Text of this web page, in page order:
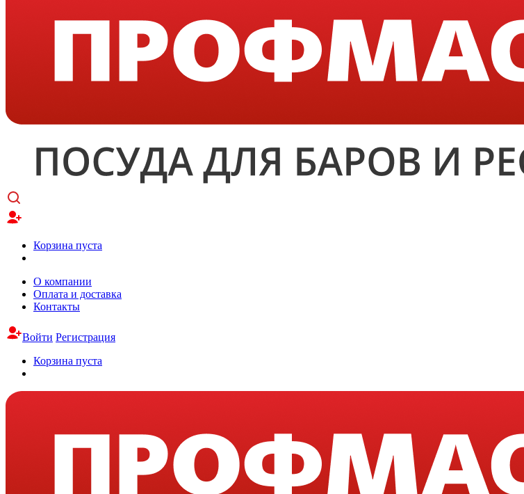
Корзина пуста
О компании
Оплата и доставка
Контакты
Войти Регистрация
Корзина пуста